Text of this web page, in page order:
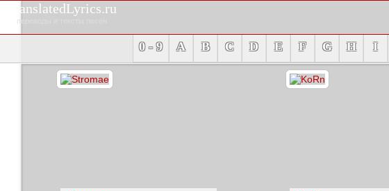
TranslatedLyrics.ru
переводы и тексты песен
0 - 9 A B C D E F G H I